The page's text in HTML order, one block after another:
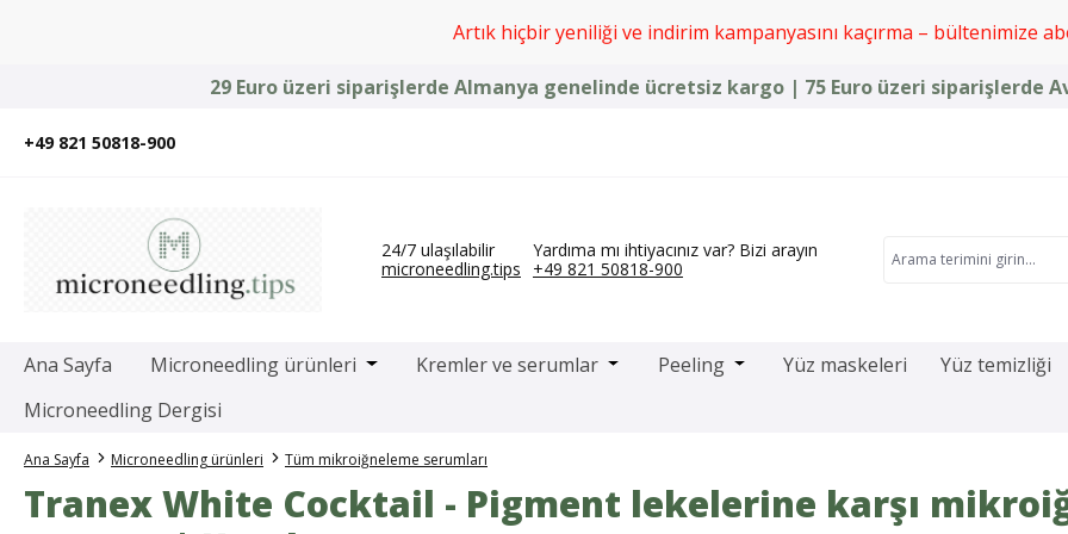
Artık hiçbir yeniliği ve indirim kampanyasını kaçırma – bültenimize
29 Euro üzeri siparişlerde Almanya genelinde ücretsiz kargo | 75 Euro üzeri siparişlerde
+49 821 50818-900
24/7 ulaşılabilir
microneedling.tips
Yardıma mı ihtiyacınız var? Bizi arayın
+49 821 50818-900
Ana Sayfa Microneedling ürünleri Open or close the dropdown menu from the category Microneedling ürünleri
Kremler ve serumlar Open or close the dropdown menu from the
Peeling Open or close the dropdown menu
Yüz maskeleri Yüz temizliği
Microneedling Dergisi
Ana Sayfa Microneedling ürünleri Tüm mikroiğneleme serumları
Tranex White Cocktail - Pigment lekelerine karşı